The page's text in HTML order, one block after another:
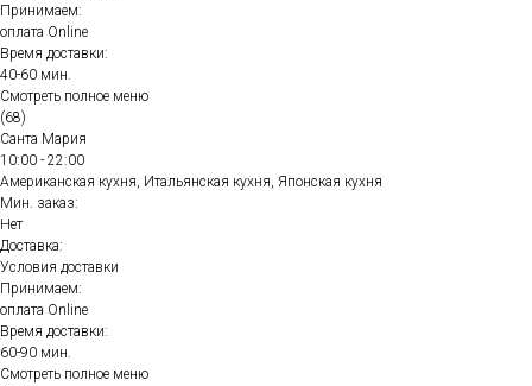
Принимаем:
оплата Online
Время доставки:
40-60 мин.
Смотреть полное меню
(68)
Санта Мария
10:00 - 22:00
Американская кухня, Итальянская кухня, Японская кухня
Мин. заказ:
Нет
Доставка:
Условия доставки
Принимаем:
оплата Online
Время доставки:
60-90 мин.
Смотреть полное меню